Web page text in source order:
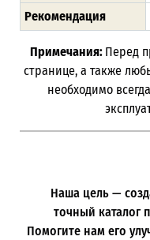
Рекомендация
Примечания: Перед
странице, а также
необходимо
Наша цель —
точный каталог
Помогите нам его